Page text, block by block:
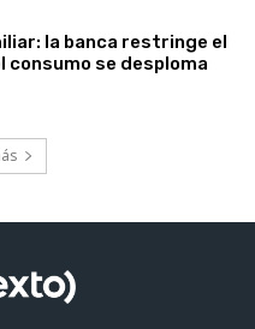
la banca restringe el
consumo se desploma